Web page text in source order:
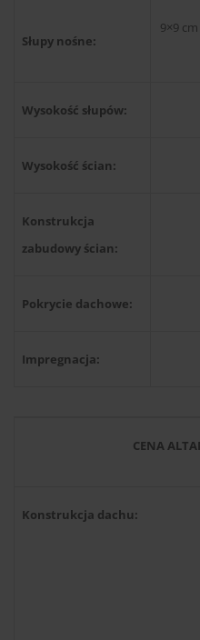
Słupy nośne:
9×9
Wysokość słupów:
Wysokość ścian:
Konstrukcja
zabudowy ścian:
Pokrycie dachowe:
Impregnacja:
CENA
Konstrukcja dachu: